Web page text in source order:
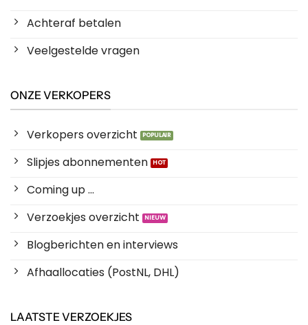
Achteraf betalen
Veelgestelde vragen
ONZE VERKOPERS
Verkopers overzicht
Slipjes abonnementen
Coming up ...
Verzoekjes overzicht
Blogberichten en interviews
Afhaallocaties (PostNL, DHL)
LAATSTE VERZOEKJES